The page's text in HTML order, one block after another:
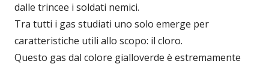
dalle trincee i soldati nemici.
Tra tutti i gas studiati uno solo emerge per
caratteristiche utili allo scopo: il cloro.
Questo gas dal colore gialloverde è estremamente